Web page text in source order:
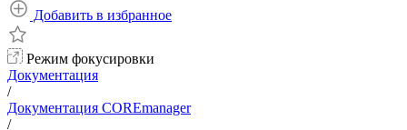
Добавить в избранное
Режим фокусировки
Документация
/
Документация COREmanager
/